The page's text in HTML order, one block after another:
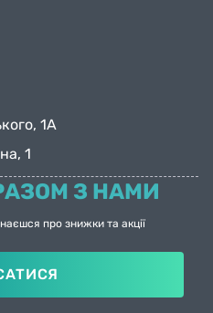
1А
1
З НАМИ
про знижки та акції